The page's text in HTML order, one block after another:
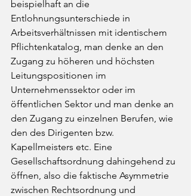
beispielhaft an die
Entlohnungsunterschiede in
Arbeitsverhältnissen mit identischem
Pflichtenkatalog, man denke an den
Zugang zu höheren und höchsten
Leitungspositionen im
Unternehmenssektor oder im
öffentlichen Sektor und man denke an
den Zugang zu einzelnen Berufen, wie
den des Dirigenten bzw.
Kapellmeisters etc. Eine
Gesellschaftsordnung dahingehend zu
öffnen, also die faktische Asymmetrie
zwischen Rechtsordnung und